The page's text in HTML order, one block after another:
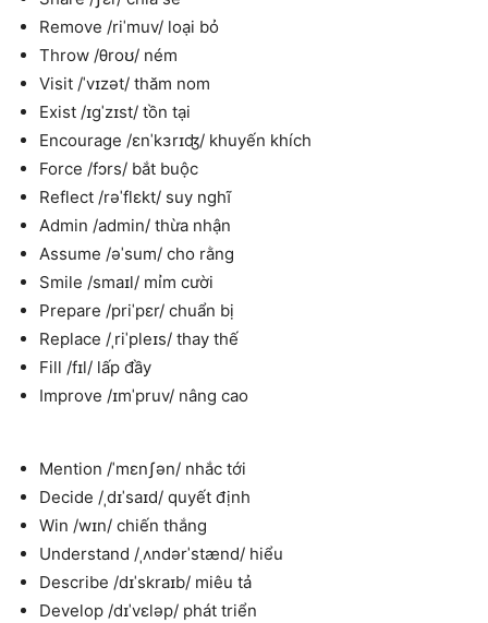
Remove /riˈmuv/ loại bỏ
Throw /θroʊ/ ném
Visit /ˈvɪzət/ thăm nom
Exist /ɪgˈzɪst/ tồn tại
Encourage /ɛnˈkɜrɪʤ/ khuyến khích
Force /fɔrs/ bắt buộc
Reflect /rəˈflɛkt/ suy nghĩ
Admin /admin/ thừa nhận
Assume /əˈsum/ cho rằng
Smile /smaɪl/ mỉm cười
Prepare /priˈpɛr/ chuẩn bị
Replace /ˌriˈpleɪs/ thay thế
Fill /fɪl/ lấp đầy
Improve /ɪmˈpruv/ nâng cao
Mention /ˈmɛnʃən/ nhắc tới
Decide /ˌdɪˈsaɪd/ quyết định
Win /wɪn/ chiến thắng
Understand /ˌʌndərˈstænd/ hiểu
Describe /dɪˈskraɪb/ miêu tả
Develop /dɪˈvɛləp/ phát triển